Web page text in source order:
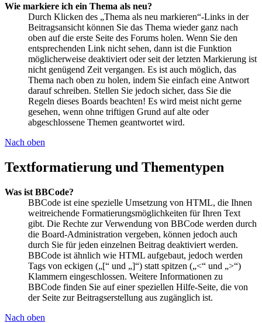
Wie markiere ich ein Thema als neu?
Durch Klicken des „Thema als neu markieren“-Links in der
Beitragsansicht können Sie das Thema wieder ganz nach
oben auf die erste Seite des Forums holen. Wenn Sie den
entsprechenden Link nicht sehen, dann ist die Funktion
möglicherweise deaktiviert oder seit der letzten Markierung ist
nicht genügend Zeit vergangen. Es ist auch möglich, das
Thema nach oben zu holen, indem Sie einfach eine Antwort
darauf schreiben. Stellen Sie jedoch sicher, dass Sie die
Regeln dieses Boards beachten! Es wird meist nicht gerne
gesehen, wenn ohne triftigen Grund auf alte oder
abgeschlossene Themen geantwortet wird.
Nach oben
Textformatierung und Thementypen
Was ist BBCode?
BBCode ist eine spezielle Umsetzung von HTML, die Ihnen
weitreichende Formatierungsmöglichkeiten für Ihren Text
gibt. Die Rechte zur Verwendung von BBCode werden durch
die Board-Administration vergeben, können jedoch auch
durch Sie für jeden einzelnen Beitrag deaktiviert werden.
BBCode ist ähnlich wie HTML aufgebaut, jedoch werden
Tags von eckigen („[“ und „]“) statt spitzen („<“ und „>“)
Klammern eingeschlossen. Weitere Informationen zu
BBCode finden Sie auf einer speziellen Hilfe-Seite, die von
der Seite zur Beitragserstellung aus zugänglich ist.
Nach oben